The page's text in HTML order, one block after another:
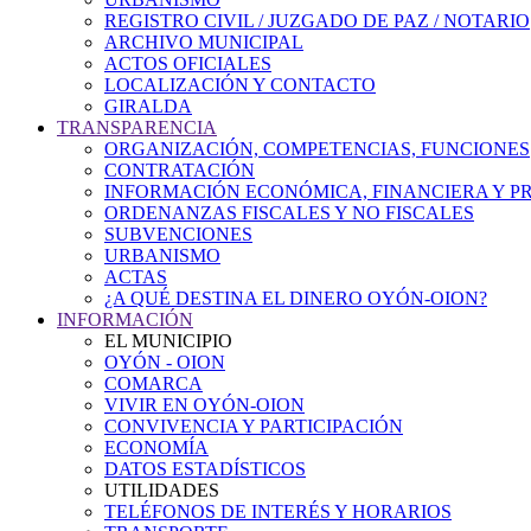
REGISTRO CIVIL / JUZGADO DE PAZ / NOTARIO
ARCHIVO MUNICIPAL
ACTOS OFICIALES
LOCALIZACIÓN Y CONTACTO
GIRALDA
TRANSPARENCIA
ORGANIZACIÓN, COMPETENCIAS, FUNCIONES
CONTRATACIÓN
INFORMACIÓN ECONÓMICA, FINANCIERA Y
ORDENANZAS FISCALES Y NO FISCALES
SUBVENCIONES
URBANISMO
ACTAS
¿A QUÉ DESTINA EL DINERO OYÓN-OION?
INFORMACIÓN
EL MUNICIPIO
OYÓN - OION
COMARCA
VIVIR EN OYÓN-OION
CONVIVENCIA Y PARTICIPACIÓN
ECONOMÍA
DATOS ESTADÍSTICOS
UTILIDADES
TELÉFONOS DE INTERÉS Y HORARIOS